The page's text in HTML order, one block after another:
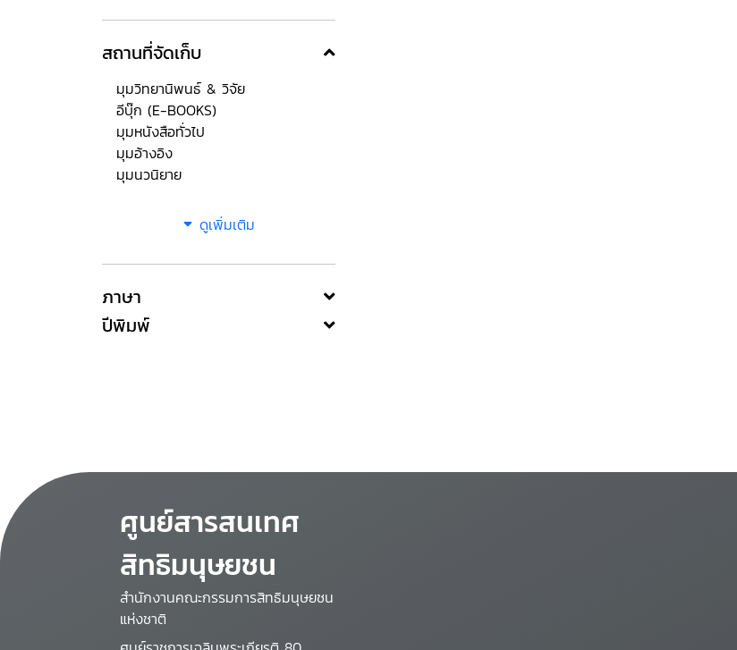
สถานที่จัดเก็บ
มุมวิทยานิพนธ์ & วิจัย
อีบุ๊ก (E-BOOKS)
มุมหนังสือทั่วไป
มุมอ้างอิง
มุมนวนิยาย
ดูเพิ่มเติม
ภาษา
ปีพิมพ์
ศูนย์สารสนเทศ
สิทธิมนุษยชน
สำนักงานคณะกรรมการสิทธิมนุษยชน
แห่งชาติ